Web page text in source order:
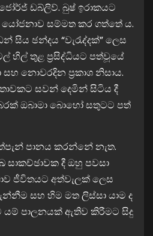
ඩබ්ලිව්. බුෂ් ඉරාකයට
සම්මත කර ගත්තේ ය.
සිය ඡන්දය “වැරැද්දක්” ලෙස
හිල් තුළ ප්‍රසිද්ධියට පත්වූයේ
නොවරදින ප්‍රකාශ නිසාය.
සවන් දෙමින් සිටිය දී
ඔබාමා බොහෝ සතුටට පත්
පානය කරන්නේ නැත.
සාකච්ඡාවක දී ඔහු පවසා
ජීවිතයට අත්වැලක් ලෙස
සහ හිම මත ලිස්සා යාම ද
යම් පාලනයක් ඇතිව කිරීමට සිදු